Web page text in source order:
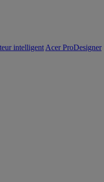
intelligent Acer ProDesigner